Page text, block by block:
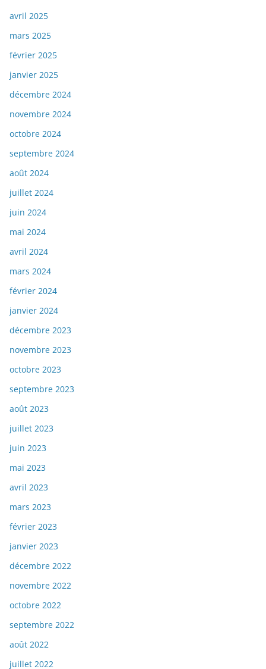
avril 2025
mars 2025
février 2025
janvier 2025
décembre 2024
novembre 2024
octobre 2024
septembre 2024
août 2024
juillet 2024
juin 2024
mai 2024
avril 2024
mars 2024
février 2024
janvier 2024
décembre 2023
novembre 2023
octobre 2023
septembre 2023
août 2023
juillet 2023
juin 2023
mai 2023
avril 2023
mars 2023
février 2023
janvier 2023
décembre 2022
novembre 2022
octobre 2022
septembre 2022
août 2022
juillet 2022